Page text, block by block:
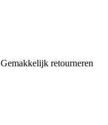
Gemakkelijk retourneren